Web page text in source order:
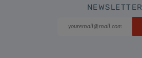
NEWSLETTER